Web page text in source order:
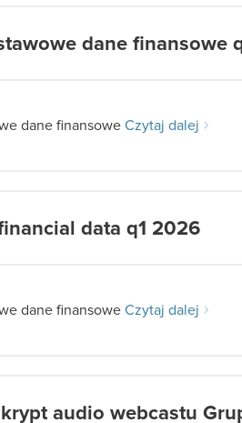
dane finansowe
dane finansowe Czytaj dalej
data q1 2026
dane finansowe Czytaj dalej
audio webcastu